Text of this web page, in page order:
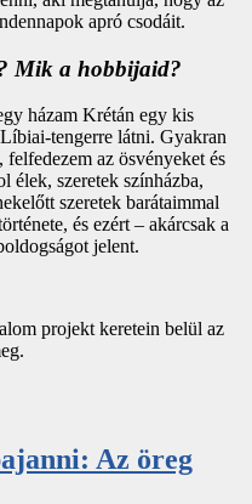
apró csodáit.
Mik a hobbijaid?
házam Krétán egy kis
tengerre látni. Gyakran
az ösvényeket és
élek, szeretek színházba,
szeretek barátaimmal
és ezért – akárcsak a
jelent.
projekt keretein belül az
Az öreg